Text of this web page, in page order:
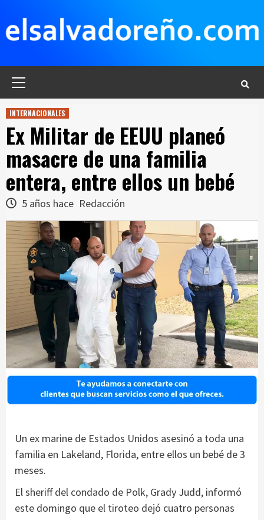
contenido
INTERNACIONALES
Ex Militar de EEUU planeó
masacre de una familia
entera, entre ellos un bebé
5 años hace Redacción
Un ex marine de Estados Unidos asesinó a toda una
familia en Lakeland, Florida, entre ellos un bebé de 3
meses.
El sheriff del condado de Polk, Grady Judd, informó
este domingo que el tiroteo dejó cuatro personas